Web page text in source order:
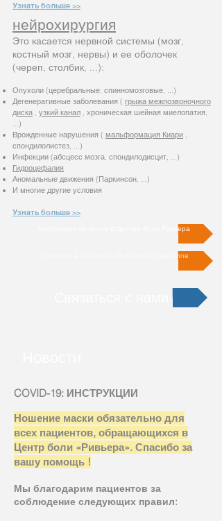
Узнать больше >>
нейрохирургия
Это касается нервной системы (мозг,
костный мозг, нервы) и ее оболочек
(череп, столбик, ...):
Опухоли (церебральные, спинномозговые, ...)
Дегенеративные заболевания ( грыжа межпозвоночного
диска , узкий канал , хроническая шейная миелопатия,
...)
Врожденные нарушения ( мальформация Киари ,
спондилолистез, ...)
Инфекции (абсцесс мозга, спондилодисцит, ...)
Гидроцефалия
Аномальные движения (Паркинсон, ...)
И многие другие условия
Узнать больше >>
Инструкции по жесту в Центре боли Ривьера
Opération à la Clinique Montchoisi / Lausanne
COVID-19: ИНСТРУКЦИИ
Ношение маски обязательно для
всех пациентов, обращающихся в
Центр боли «Ривьера». Спасибо за
вашу помощь !
Мы благодарим пациентов за
соблюдение следующих правил: